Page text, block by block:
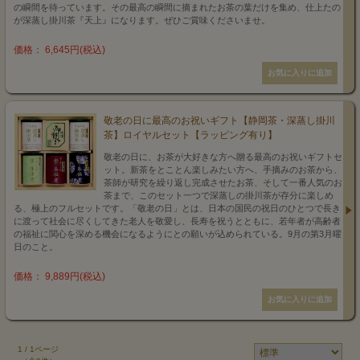
の瞬間を待っています。その最高の瞬間に摘まれたお茶の葉だけを集め、仕上たの
が深蒸し掛川茶『天上』になります。ぜひご賞味くださいませ。
価格： 6,645円(税込)
敬老の日に最高のお祝いギフト【静岡茶・深蒸し掛川
茶】ロイヤルセット【ラッピング有り】
敬老の日に、お茶が大好きな方へ贈る最高のお祝いギフトセ
ット。新茶をとことん楽しみたい方へ、手摘みのお茶から、
茶師が研究を繰り返し完成させたお茶、そして一番人気のお
茶まで、このセット一つで深蒸しの掛川茶が存分に楽しめ
る、極上のフルセットです。「敬老の日」とは、日本の国民の祝日のひとつで長き
に渡って社会に尽くしてきた老人を敬愛し、長寿を祝うとともに、若年者が高齢者
の福祉に関心を深める機会になるようにとの願いが込められている。9月の第3月曜
日のこと。
価格： 9,889円(税込)
1 / 1ページ